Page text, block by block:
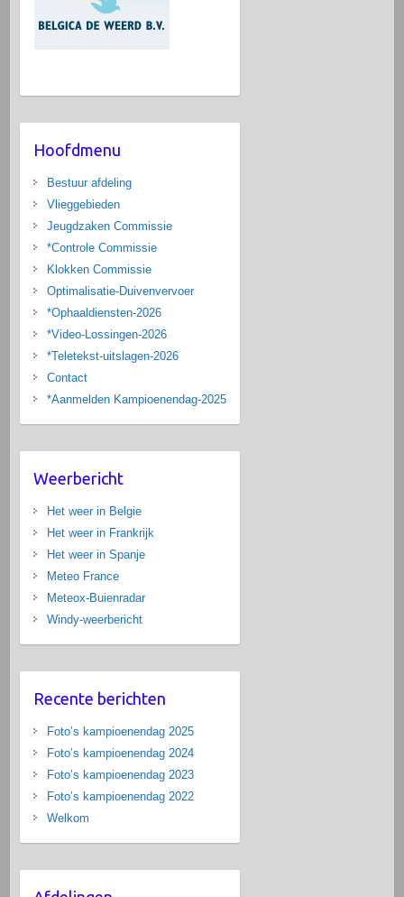
Hoofdmenu
Bestuur afdeling
Vlieggebieden
Jeugdzaken Commissie
*Controle Commissie
Klokken Commissie
Optimalisatie-Duivenvervoer
*Ophaaldiensten-2026
*Video-Lossingen-2026
*Teletekst-uitslagen-2026
Contact
*Aanmelden Kampioenendag-2025
Weerbericht
Het weer in Belgie
Het weer in Frankrijk
Het weer in Spanje
Meteo France
Meteox-Buienradar
Windy-weerbericht
Recente berichten
Foto’s kampioenendag 2025
Foto’s kampioenendag 2024
Foto’s kampioenendag 2023
Foto’s kampioenendag 2022
Welkom